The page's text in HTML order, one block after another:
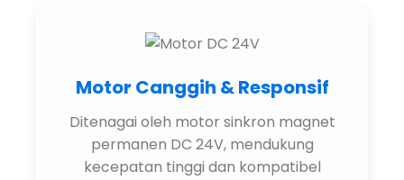
Motor Canggih & Responsif
Ditenagai oleh motor sinkron magnet
permanen DC 24V, mendukung
kecepatan tinggi dan kompatibel